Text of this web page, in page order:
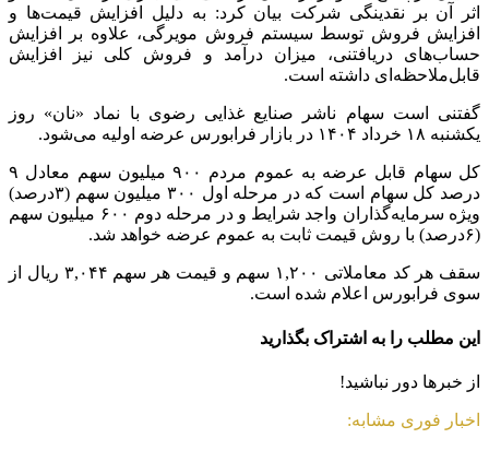
اثر آن بر نقدینگی شرکت بیان کرد: به دلیل افزایش قیمت‌ها و
افزایش فروش توسط سیستم فروش مویرگی، علاوه بر افزایش
حساب‌های دریافتنی، میزان درآمد و فروش کلی نیز افزایش
قابل‌ملاحظه‌ای داشته است.
گفتنی است سهام ناشر صنایع غذایی رضوی با نماد «نان» روز
یکشنبه ۱۸ خرداد ۱۴۰۴ در بازار فرابورس عرضه اولیه می‌شود.
کل سهام قابل عرضه به عموم مردم ۹۰۰ میلیون سهم معادل ۹
درصد کل سهام است که در مرحله اول ۳۰۰ میلیون سهم (۳درصد)
ویژه سرمایه‌گذاران واجد شرایط و در مرحله دوم ۶۰۰ میلیون سهم
(۶درصد) با روش قیمت ثابت به عموم عرضه خواهد شد.
سقف هر کد معاملاتی ۱,۲۰۰ سهم و قیمت هر سهم ۳,۰۴۴ ریال از
سوی فرابورس اعلام شده است.
این مطلب را به اشتراک بگذارید
از خبرها دور نباشید!
اخبار فوری مشابه: